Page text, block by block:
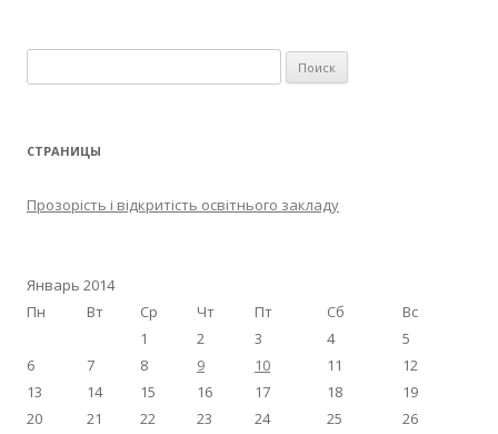
СТРАНИЦЫ
Прозорість і відкритість освітнього закладу
Январь 2014
Пн
Вт Ср Чт Пт Сб Вс
1 2 3 4
5
6
7 8 9 10 11
12
13
14 15 16 17 18
19
20
21 22 23 24 25
26